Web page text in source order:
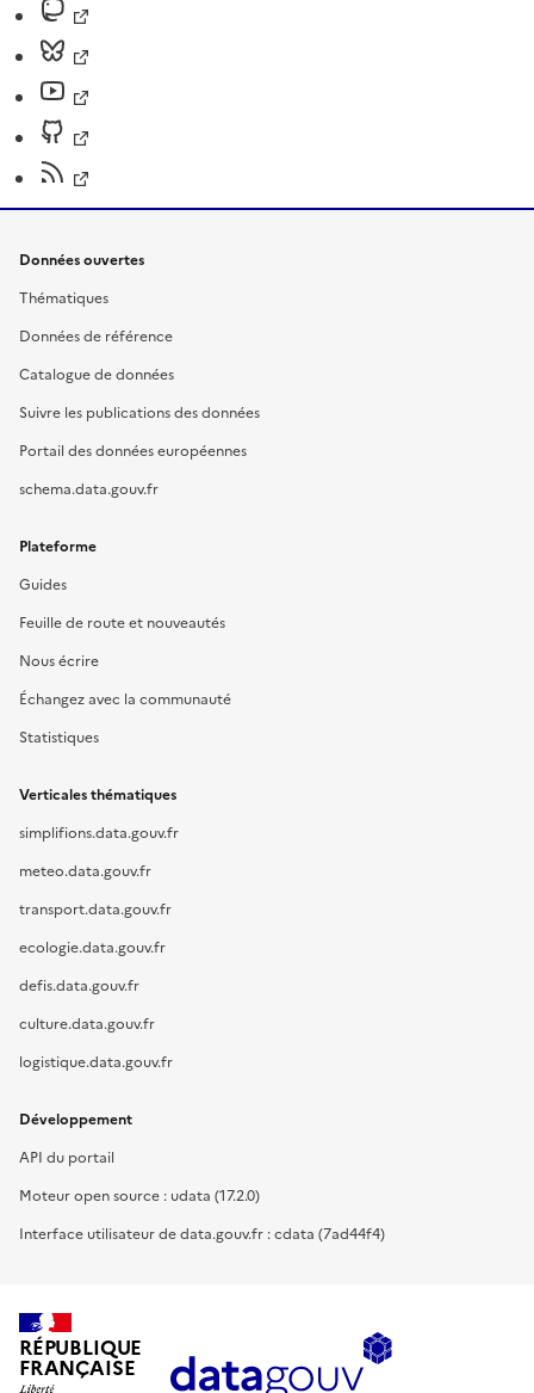
Données ouvertes
Thématiques
Données de référence
Catalogue de données
Suivre les publications des données
Portail des données européennes
schema.data.gouv.fr
Plateforme
Guides
Feuille de route et nouveautés
Nous écrire
Échangez avec la communauté
Statistiques
Verticales thématiques
simplifions.data.gouv.fr
meteo.data.gouv.fr
transport.data.gouv.fr
ecologie.data.gouv.fr
defis.data.gouv.fr
culture.data.gouv.fr
logistique.data.gouv.fr
Développement
API du portail
Moteur open source : udata (17.2.0)
Interface utilisateur de data.gouv.fr : cdata (7ad44f4)
RÉPUBLIQUE
FRANÇAISE